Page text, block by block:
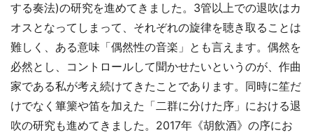
する奏法)の研究を進めてきました。3管以上での退吹はカ
オスとなってしまって、それぞれの旋律を聴き取ることは
難しく、ある意味「偶然性の音楽」とも言えます。偶然を
必然とし、コントロールして聞かせたいというのが、作曲
家である私が考え続けてきたことであります。同時に笙だ
けでなく篳篥や笛を加えた「二群に分けた序」における退
吹の研究も進めてきました。2017年《胡飲酒》の序にお